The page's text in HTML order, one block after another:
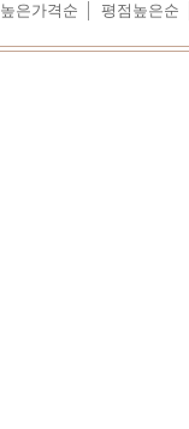
높은가격순 평점높은순